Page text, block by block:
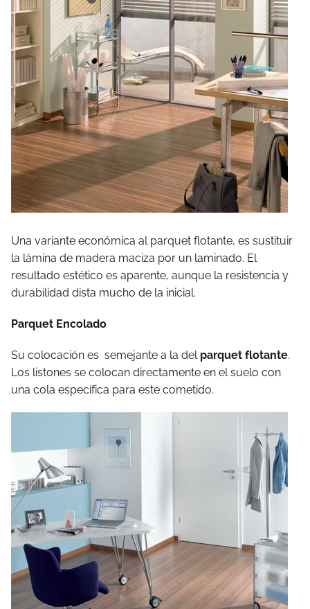
Una variante económica al parquet flotante, es sustituir
la lámina de madera maciza por un laminado. El
resultado estético es aparente, aunque la resistencia y
durabilidad dista mucho de la inicial.
Parquet Encolado
Su colocación es semejante a la del parquet flotante.
Los listones se colocan directamente en el suelo con
una cola específica para este cometido.